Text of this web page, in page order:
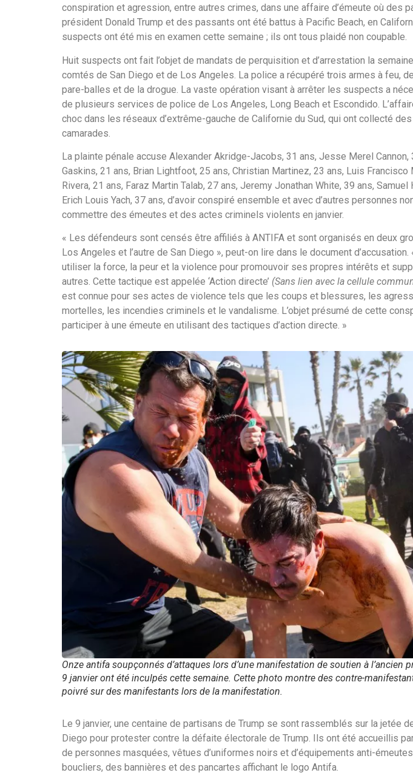
conspiration et agression, entre autres crimes, dans une affaire d’émeute où des
président Donald Trump et des passants ont été battus à Pacific Beach, en
suspects ont été mis en examen cette semaine ; ils ont tous plaidé non coupable.
Huit suspects ont fait l’objet de mandats de perquisition et d’arrestation la
comtés de San Diego et de Los Angeles. La police a récupéré trois armes à feu,
pare-balles et de la drogue. La vaste opération visant à arrêter les suspects a
de plusieurs services de police de Los Angeles, Long Beach et Escondido.
choc dans les réseaux d’extrême-gauche de Californie du Sud, qui ont collecté
camarades.
La plainte pénale accuse Alexander Akridge-Jacobs, 31 ans, Jesse Merel Cannon,
Gaskins, 21 ans, Brian Lightfoot, 25 ans, Christian Martinez, 23 ans, Luis Francisco
Rivera, 21 ans, Faraz Martin Talab, 27 ans, Jeremy Jonathan White, 39 ans,
Erich Louis Yach, 37 ans, d’avoir conspiré ensemble et avec d’autres personnes
commettre des émeutes et des actes criminels violents en janvier.
« Les défendeurs sont censés être affiliés à ANTIFA et sont organisés en deux
Los Angeles et l’autre de San Diego », peut-on lire dans le document d’accusation.
utiliser la force, la peur et la violence pour promouvoir ses propres intérêts et
autres. Cette tactique est appelée ‘Action directe’ (Sans lien avec la cellule
est connue pour ses actes de violence tels que les coups et blessures, les
mortelles, les incendies criminels et le vandalisme. L’objet présumé de cette
participer à une émeute en utilisant des tactiques d’action directe. »
Onze antifa soupçonnés d’attaques lors d’une manifestation de soutien à l’ancien
9 janvier ont été inculpés cette semaine. Cette photo montre des contre-
poivré sur des manifestants lors de la manifestation.
Le 9 janvier, une centaine de partisans de Trump se sont rassemblés sur la jetée
Diego pour protester contre la défaite électorale de Trump. Ils ont été accueillis
de personnes masquées, vêtues d’uniformes noirs et d’équipements anti-
boucliers, des bannières et des pancartes affichant le logo Antifa.